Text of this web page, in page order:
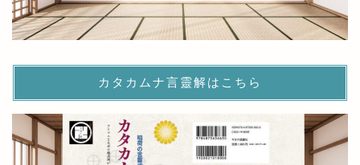
カタカムナ言靈解はこちら